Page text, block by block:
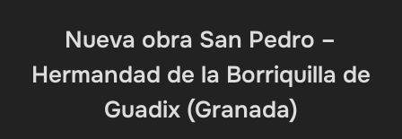
Nueva obra San Pedro –
Hermandad de la Borriquilla de
Guadix (Granada)